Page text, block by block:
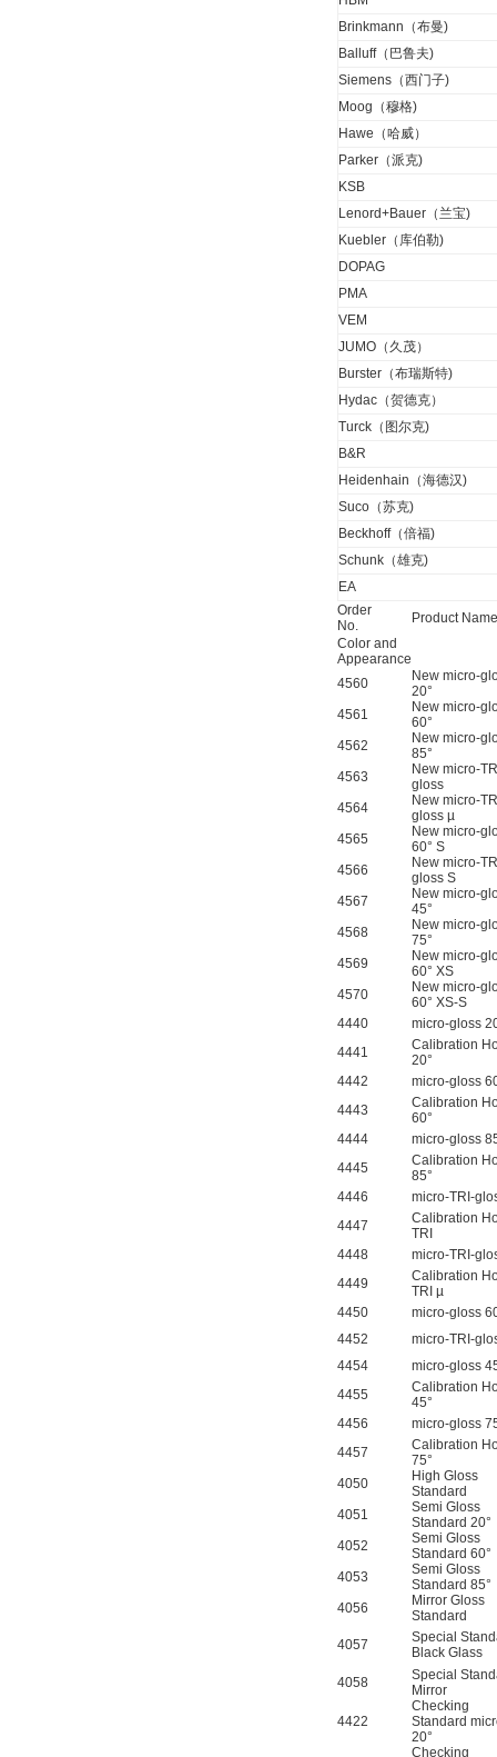
Brinkmann（布曼)
Balluff（巴鲁夫)
Siemens（西门子)
Moog（穆格)
Hawe（哈威）
Parker（派克)
KSB
Lenord+Bauer（兰宝)
Kuebler（库伯勒)
DOPAG
PMA
VEM
JUMO（久茂）
Burster（布瑞斯特)
Hydac（贺德克）
Turck（图尔克)
B&R
Heidenhain（海德汉)
Suco（苏克)
Beckhoff（倍福)
Schunk（雄克)
EA
Order
No.
Product
Color and
Appearance
4560
New micro-
20°
4561
New micro-
60°
4562
New micro-
85°
4563
New micro-
gloss
4564
New micro-
gloss µ
4565
New micro-
60° S
4566
New micro-
gloss S
4567
New micro-
45°
4568
New micro-
75°
4569
New micro-
60° XS
4570
New micro-
60° XS-S
4440
micro-gloss
4441
Calibration
20°
4442
micro-gloss
4443
Calibration
60°
4444
micro-gloss
4445
Calibration
85°
4446
micro-TRI-
4447
Calibration
TRI
4448
micro-TRI-
4449
Calibration
TRI µ
4450
micro-gloss
4452
micro-TRI-
4454
micro-gloss
4455
Calibration
45°
4456
micro-gloss
4457
Calibration
75°
4050
High Gloss
Standard
4051
Semi Gloss
Standard 20°
4052
Semi Gloss
Standard 60°
4053
Semi Gloss
Standard 85°
4056
Mirror Gloss
Standard
4057
Special
Black Glass
4058
Special
Mirror
4422
Checking
Standard
20°
Checking